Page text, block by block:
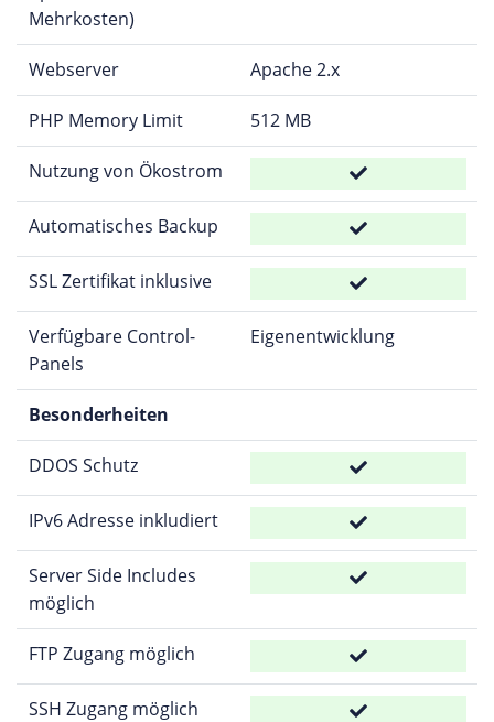
Mehrkosten)
Webserver Apache 2.x
PHP Memory Limit 512 MB
Nutzung von Ökostrom
Automatisches Backup
SSL Zertifikat inklusive
Verfügbare Control-
Panels
Eigenentwicklung
Besonderheiten
DDOS Schutz
IPv6 Adresse inkludiert
Server Side Includes
möglich
FTP Zugang möglich
SSH Zugang möglich